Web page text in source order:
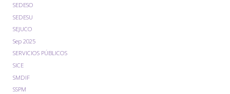
SEDESO
SEDESU
SEJUCO
Sep 2025
SERVICIOS PÚBLICOS
SICE
SMDIF
SSPM